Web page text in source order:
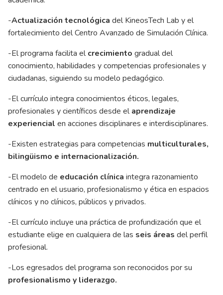
-Actualización tecnológica del KineosTech Lab y el
fortalecimiento del Centro Avanzado de Simulación Clínica.
-El programa facilita elcrecimiento gradual del
conocimiento, habilidades y competencias profesionales y
ciudadanas, siguiendo su modelo pedagógico.
-El currículo integra conocimientos éticos, legales,
profesionales y científicos desde elaprendizaje
experiencial en acciones disciplinares e interdisciplinares.
-Existen estrategias para competencias multiculturales,
bilingüismo e internacionalización.
-El modelo de educación clínica integra razonamiento
centrado en el usuario, profesionalismo y ética en espacios
clínicos y no clínicos, públicos y privados.
-El currículo incluye una práctica de profundización que el
estudiante elige en cualquiera de las seis áreas del perfil
profesional.
-Los egresados del programa son reconocidos por su
profesionalismo y liderazgo.